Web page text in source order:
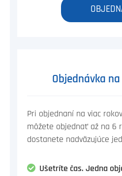
Objednávka
Pri objednaní na viac
môžete objednať až na 6
dostanete nadväzujúce
Ušetríte čas. Jedna